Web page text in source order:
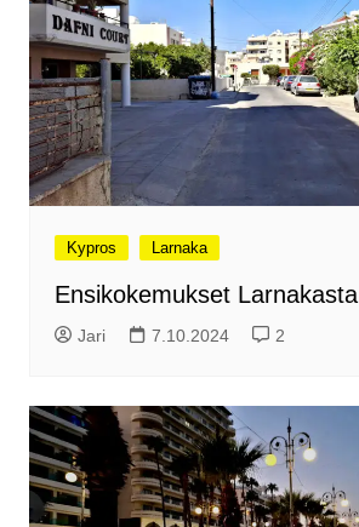
Kypros Larnaka
Ensikokemukset Larnakasta
Jari 7.10.2024 2